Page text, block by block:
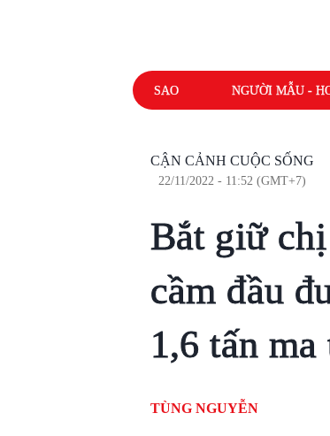
SAO NGƯỜI MẪU -
CẬN CẢNH CUỘC SỐNG
22/11/2022 - 11:52 (GMT+7)
Bắt giữ
cầm đầu
1,6 tấn
TÙNG NGUYỄN